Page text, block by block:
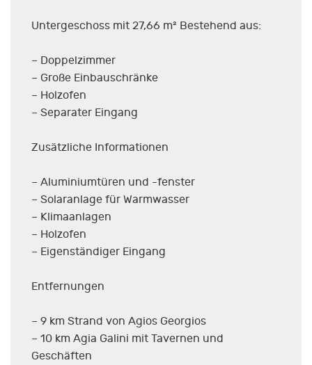
Untergeschoss mit 27,66 m² Bestehend aus:
– Doppelzimmer
– Große Einbauschränke
– Holzofen
– Separater Eingang
Zusätzliche Informationen
– Aluminiumtüren und -fenster
– Solaranlage für Warmwasser
– Klimaanlagen
– Holzofen
– Eigenständiger Eingang
Entfernungen
– 9 km Strand von Agios Georgios
– 10 km Agia Galini mit Tavernen und
Geschäften